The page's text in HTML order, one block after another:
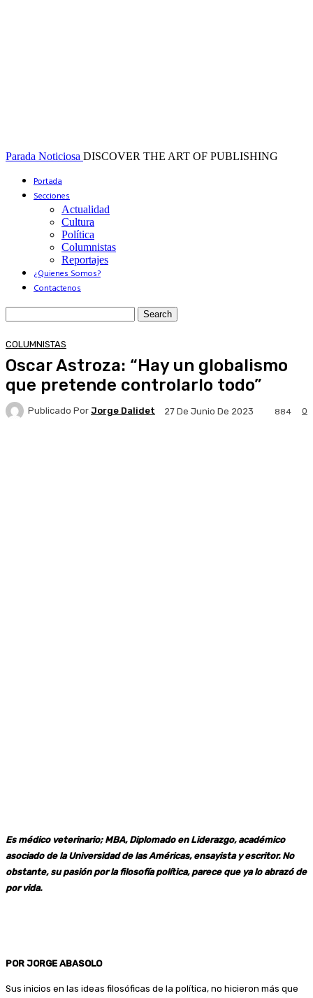
Parada Noticiosa DISCOVER THE ART OF PUBLISHING
Portada
Secciones
Actualidad
Cultura
Política
Columnistas
Reportajes
¿Quienes Somos?
Contactenos
COLUMNISTAS
Oscar Astroza: “Hay un globalismo
que pretende controlarlo todo”
Publicado Por Jorge Dalidet 27 De Junio De 2023 0
884
Es médico veterinario; MBA, Diplomado en Liderazgo, académico
asociado de la Universidad de las Américas, ensayista y escritor. No
obstante, su pasión por la filosofía política, parece que ya lo abrazó de
por vida.
POR JORGE ABASOLO
Sus inicios en las ideas filosóficas de la política, no hicieron más que